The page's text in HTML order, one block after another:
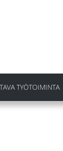
TYÖTOIMINTA